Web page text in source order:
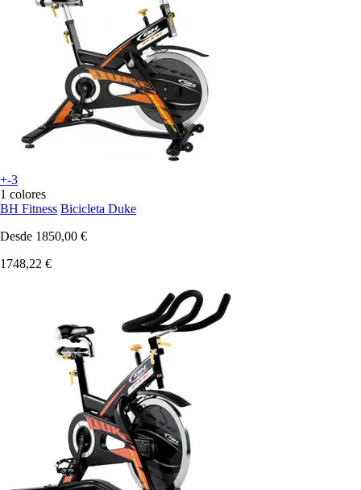
+-3
1 colores
BH Fitness Bicicleta Duke
Desde 1850,00 €
1748,22 €